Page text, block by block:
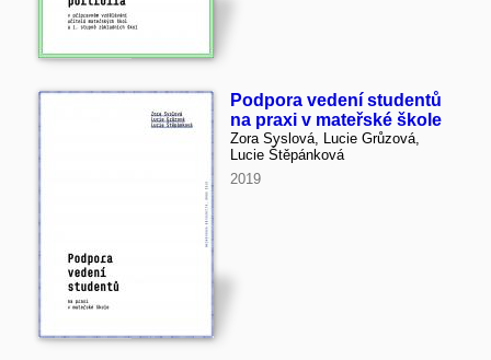
Podpora vedení studentů
na praxi v mateřské škole
Zora Syslová, Lucie Grůzová,
Lucie Štěpánková
2019